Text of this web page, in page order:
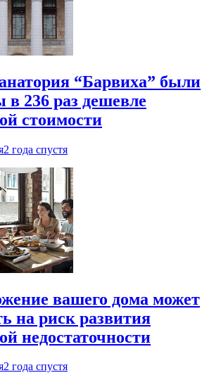
“Барвиха” были
в 236 раз дешевле
стоимости
2 года спустя
вашего дома может
на риск развития
недостаточности
2 года спустя